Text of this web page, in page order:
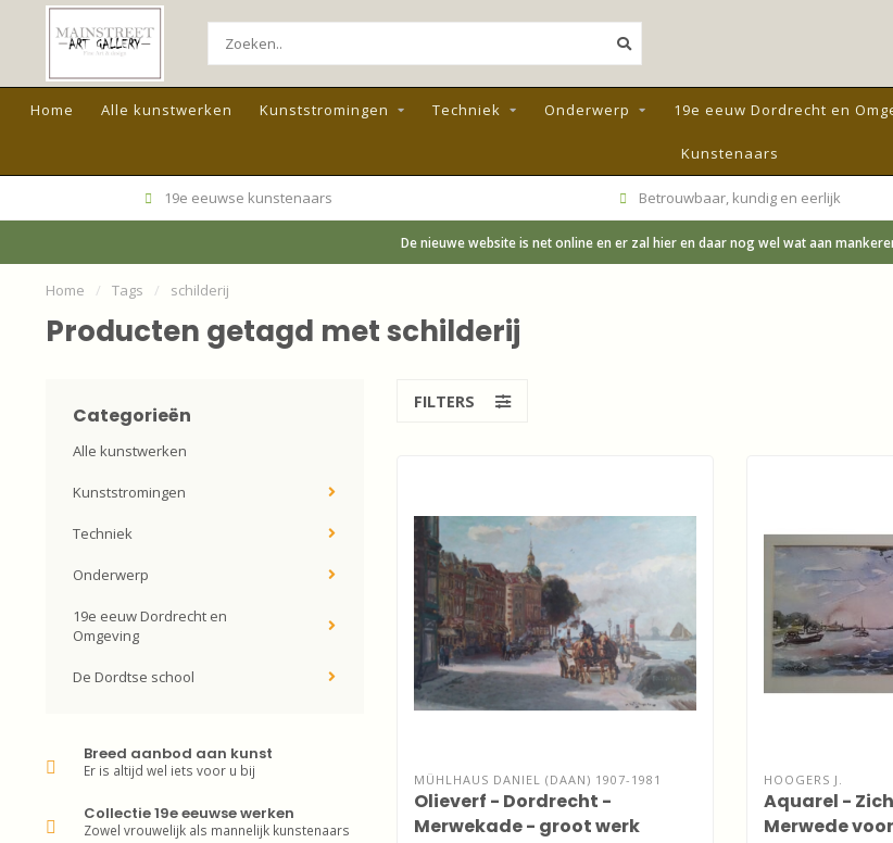
Home Alle kunstwerken Kunststromingen Techniek Onderwerp 19e eeuw Dordrecht en
Kunstenaars
19e eeuwse kunstenaars Betrouwbaar, kundig en eerlijk
De nieuwe website is net online en er zal hier en daar nog wel wat aan
Home / Tags / schilderij
Producten getagd met schilderij
Categorieën
Alle kunstwerken
Kunststromingen
Techniek
Onderwerp
19e eeuw Dordrecht en
Omgeving
De Dordtse school
Breed aanbod aan kunst
Er is altijd wel iets voor u bij
Collectie 19e eeuwse werken
Zowel vrouwelijk als mannelijk kunstenaars
FILTERS
MÜHLHAUS DANIEL (DAAN) 1907-1981
Olieverf - Dordrecht -
Merwekade - groot werk
HOOGERS J.
Aquarel -
Merwede